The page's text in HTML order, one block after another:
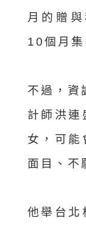
月的贈
10個月集
不過，資
計師洪連
女，可能
面目、不
他舉台北